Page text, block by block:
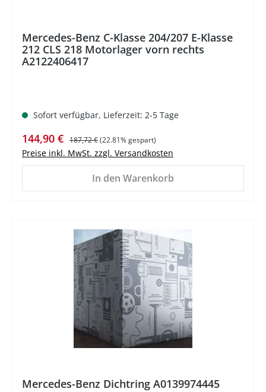
Mercedes-Benz C-Klasse 204/207 E-Klasse
212 CLS 218 Motorlager vorn rechts
A2122406417
Sofort verfügbar, Lieferzeit: 2-5 Tage
Verkaufspreis:
144,90 € Regulärer Preis:
187,72 €(22.81% gespart)
Preise inkl. MwSt. zzgl. Versandkosten
In den Warenkorb
Mercedes-Benz Dichtring A0139974445